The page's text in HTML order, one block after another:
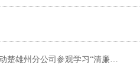
司参观学习“清廉企业”建设情况